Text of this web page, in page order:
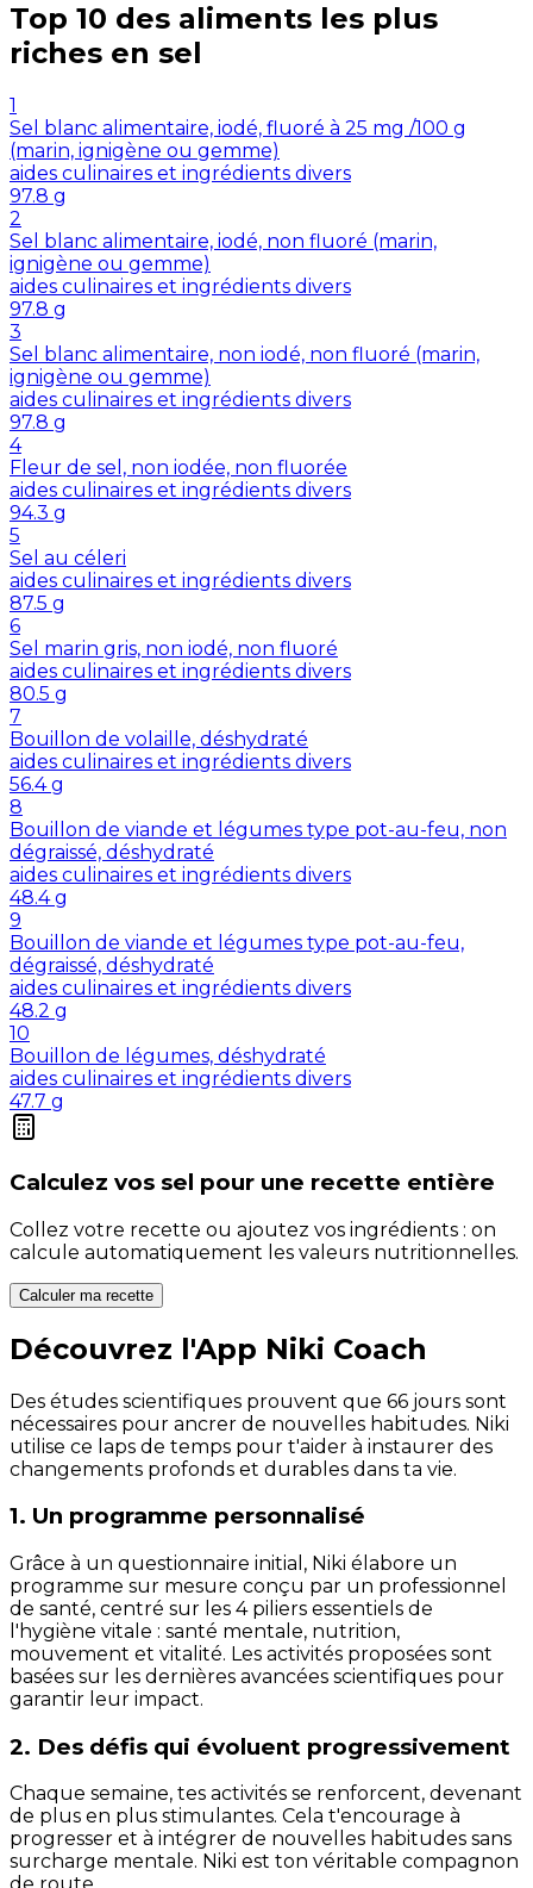
Top 10 des aliments les plus
riches en sel
1
Sel blanc alimentaire, iodé, fluoré à 25 mg /100 g
(marin, ignigène ou gemme)
aides culinaires et ingrédients divers
97.8 g
2
Sel blanc alimentaire, iodé, non fluoré (marin,
ignigène ou gemme)
aides culinaires et ingrédients divers
97.8 g
3
Sel blanc alimentaire, non iodé, non fluoré (marin,
ignigène ou gemme)
aides culinaires et ingrédients divers
97.8 g
4
Fleur de sel, non iodée, non fluorée
aides culinaires et ingrédients divers
94.3 g
5
Sel au céleri
aides culinaires et ingrédients divers
87.5 g
6
Sel marin gris, non iodé, non fluoré
aides culinaires et ingrédients divers
80.5 g
7
Bouillon de volaille, déshydraté
aides culinaires et ingrédients divers
56.4 g
8
Bouillon de viande et légumes type pot-au-feu, non
dégraissé, déshydraté
aides culinaires et ingrédients divers
48.4 g
9
Bouillon de viande et légumes type pot-au-feu,
dégraissé, déshydraté
aides culinaires et ingrédients divers
48.2 g
10
Bouillon de légumes, déshydraté
aides culinaires et ingrédients divers
47.7 g
Calculez vos sel pour une recette entière
Collez votre recette ou ajoutez vos ingrédients : on
calcule automatiquement les valeurs nutritionnelles.
Calculer ma recette
Découvrez l'App Niki Coach
Des études scientifiques prouvent que 66 jours sont
nécessaires pour ancrer de nouvelles habitudes. Niki
utilise ce laps de temps pour t'aider à instaurer des
changements profonds et durables dans ta vie.
1. Un programme personnalisé
Grâce à un questionnaire initial, Niki élabore un
programme sur mesure conçu par un professionnel
de santé, centré sur les 4 piliers essentiels de
l'hygiène vitale : santé mentale, nutrition,
mouvement et vitalité. Les activités proposées sont
basées sur les dernières avancées scientifiques pour
garantir leur impact.
2. Des défis qui évoluent progressivement
Chaque semaine, tes activités se renforcent, devenant
de plus en plus stimulantes. Cela t'encourage à
progresser et à intégrer de nouvelles habitudes sans
surcharge mentale. Niki est ton véritable compagnon